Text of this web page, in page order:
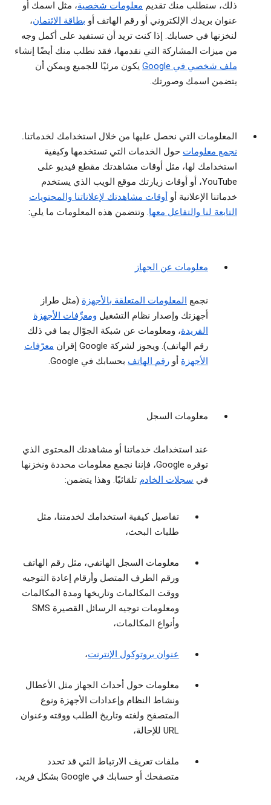
ذلك، سنطلب منك تقديم معلومات شخصية، مثل اسمك أو
عنوان بريدك الإلكتروني أو رقم الهاتف أو بطاقة الائتمان،
لنخزنها في حسابك. إذا كنت تريد أن تستفيد على أكمل وجه
من ميزات المشاركة التي نقدمها، فقد نطلب منك أيضًا إنشاء
ملف شخصي في Google
يكون مرئيًا للجميع ويمكن أن
يتضمن اسمك وصورتك.
المعلومات التي نحصل عليها من خلال استخدامك لخدماتنا.
نجمع معلومات حول الخدمات التي تستخدمها وكيفية
استخدامك لها، مثل أوقات مشاهدتك مقطع فيديو على
YouTube، أو أوقات زيارتك موقع الويب الذي يستخدم
خدماتنا الإعلانية أو أوقات مشاهدتك لإعلاناتنا والمحتويات
التابعة لنا والتفاعل معها. وتتضمن هذه المعلومات ما يلي:
معلومات عن الجهاز
نجمع المعلومات المتعلقة بالأجهزة (مثل طراز
أجهزتك وإصدار نظام التشغيل ومعرِّفات الأجهزة
الفريدة، ومعلومات عن شبكة الجوّال بما في ذلك
رقم الهاتف). ويجوز لشركة Google إقران
معرّفات
الأجهزة أو رقم الهاتف بحسابك في Google.
معلومات السجل
عند استخدامك خدماتنا أو مشاهدتك المحتوى الذي
توفره Google، فإننا نجمع معلومات محددة ونخزنها
في سجلات الخادم تلقائيًا. وهذا يتضمن:
تفاصيل كيفية استخدامك لخدمتنا، مثل
طلبات البحث،
معلومات السجل الهاتفي، مثل رقم الهاتف
ورقم الطرف المتصل وأرقام إعادة التوجيه
ووقت المكالمات وتاريخها ومدة المكالمات
ومعلومات توجيه الرسائل القصيرة SMS
وأنواع المكالمات،
عنوان بروتوكول الإنترنت،
معلومات حول أحداث الجهاز مثل الأعطال
ونشاط النظام وإعدادات الأجهزة ونوع
المتصفح ولغته وتاريخ الطلب ووقته وعنوان
URL للإحالة،
ملفات تعريف الارتباط التي قد تحدد
متصفحك أو حسابك في Google بشكل فريد،